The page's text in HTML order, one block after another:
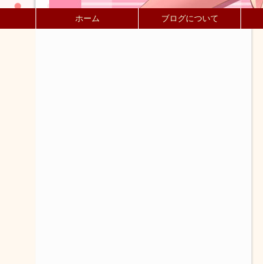
ホーム ブログについて